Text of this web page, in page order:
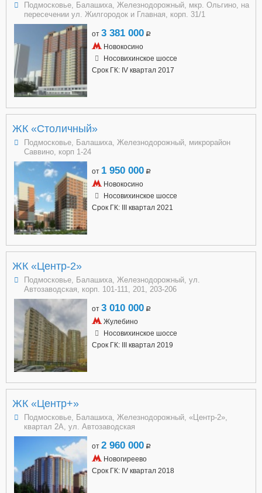
Подмосковье, Балашиха, Железнодорожный, мкр. Ольгино, на
пересечении ул. Жилгородок и Главная, корп. 31/1
от 3 381 000 a
Новокосино
Носовихинское шоссе
Срок ГК: IV квартал 2017
ЖК «Столичный»
Подмосковье, Балашиха, Железнодорожный, микрорайон
Саввино, корп 1-24
от 1 950 000 a
Новокосино
Носовихинское шоссе
Срок ГК: III квартал 2021
ЖК «Центр-2»
Подмосковье, Балашиха, Железнодорожный, ул.
Автозаводская, корп. 101-111, 201, 203-206
от 3 010 000 a
Жулебино
Носовихинское шоссе
Срок ГК: III квартал 2019
ЖК «Центр+»
Подмосковье, Балашиха, Железнодорожный, «Центр-2»,
квартал 2А, ул. Автозаводская
от 2 960 000 a
Новогиреево
Срок ГК: IV квартал 2018